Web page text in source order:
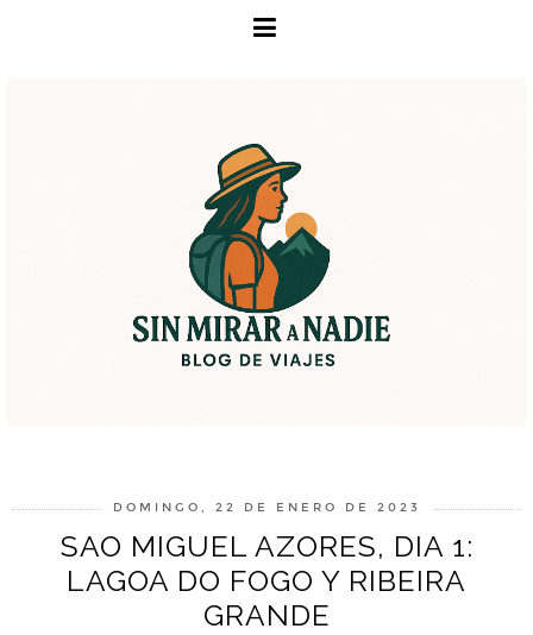
DOMINGO, 22 DE ENERO DE 2023
SAO MIGUEL AZORES, DIA 1:
LAGOA DO FOGO Y RIBEIRA
GRANDE